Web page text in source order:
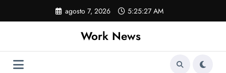
o
agosto 7, 2026 5:25:28 AM
Work News